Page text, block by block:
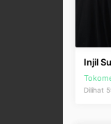
Injil
Dilihat